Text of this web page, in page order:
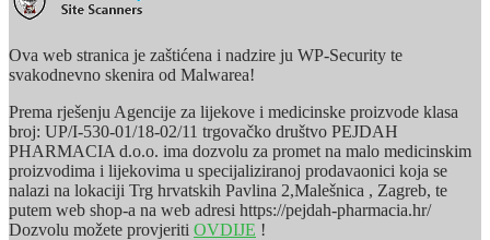
Ova web stranica je zaštićena i nadzire ju WP-Security te
svakodnevno skenira od Malwarea!
Prema rješenju Agencije za lijekove i medicinske proizvode klasa
broj: UP/I-530-01/18-02/11 trgovačko društvo PEJDAH
PHARMACIA d.o.o. ima dozvolu za promet na malo medicinskim
proizvodima i lijekovima u specijaliziranoj prodavaonici koja se
nalazi na lokaciji Trg hrvatskih Pavlina 2,Malešnica , Zagreb, te
putem web shop-a na web adresi https://pejdah-pharmacia.hr/
Dozvolu možete provjeriti OVDIJE !